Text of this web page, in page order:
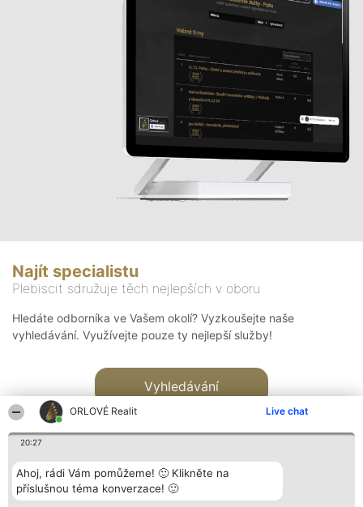
ORLOVÉ Realit Live chat
20:27
Ahoj, rádi Vám pomůžeme! 🙂 Klikněte na
příslušnou téma konverzace! 🙂
Najít specialistu
Plebiscit sdružuje těch nejlepších v oboru
Hledáte odborníka ve Vašem okolí? Vyzkoušejte naše
vyhledávání. Využívejte pouze ty nejlepší služby!
Vyhledávání